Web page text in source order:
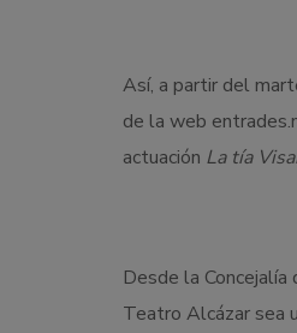
Así, a partir del
de la web
actuación La tía
Desde la
Teatro Alcázar sea